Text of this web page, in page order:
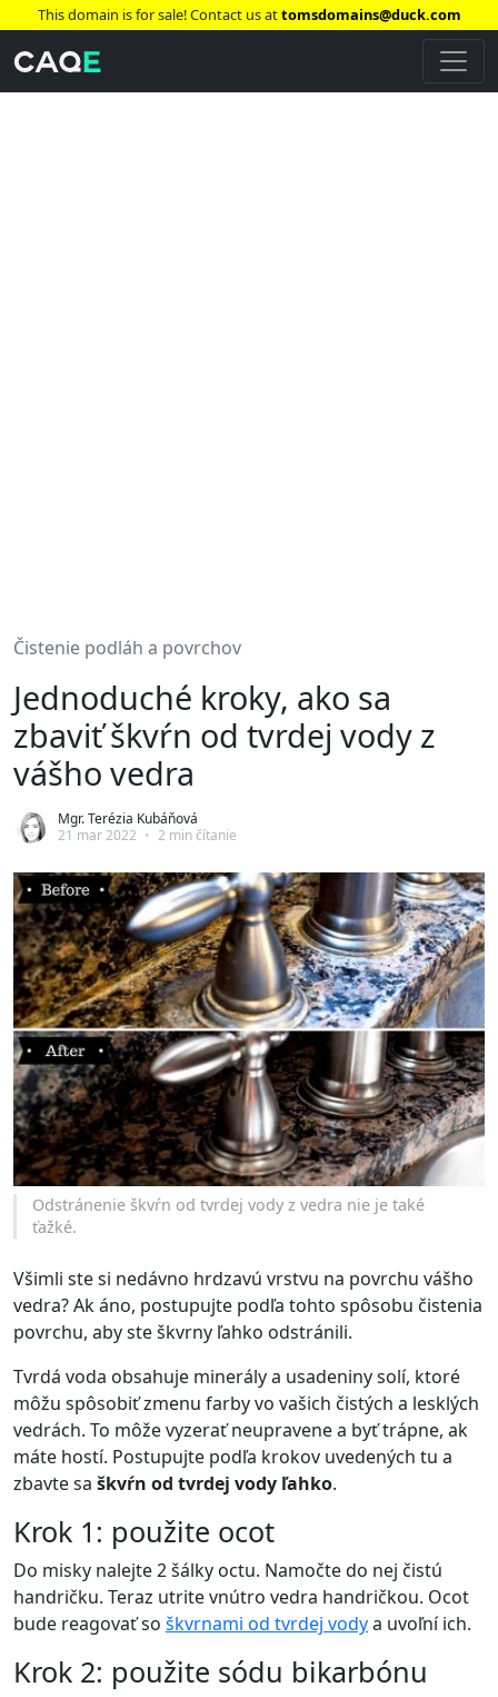
This domain is for sale! Contact us attomsdomains@duck.com
Čistenie podláh a povrchov
Jednoduché kroky, ako sa
zbaviť škvŕn od tvrdej vody z
vášho vedra
Mgr. Terézia Kubáňová
21 mar 2022 • 2 min čítanie
Odstránenie škvŕn od tvrdej vody z vedra nie je také
ťažké.
Všimli ste si nedávno hrdzavú vrstvu na povrchu vášho
vedra? Ak áno, postupujte podľa tohto spôsobu čistenia
povrchu, aby ste škvrny ľahko odstránili.
Tvrdá voda obsahuje minerály a usadeniny solí, ktoré
môžu spôsobiť zmenu farby vo vašich čistých a lesklých
vedrách. To môže vyzerať neupravene a byť trápne, ak
máte hostí. Postupujte podľa krokov uvedených tu a
zbavte sa škvŕn od tvrdej vody ľahko.
Krok 1: použite ocot
Do misky nalejte 2 šálky octu. Namočte do nej čistú
handričku. Teraz utrite vnútro vedra handričkou. Ocot
bude reagovať so škvrnami od tvrdej vodya uvoľní ich.
Krok 2: použite sódu bikarbónu